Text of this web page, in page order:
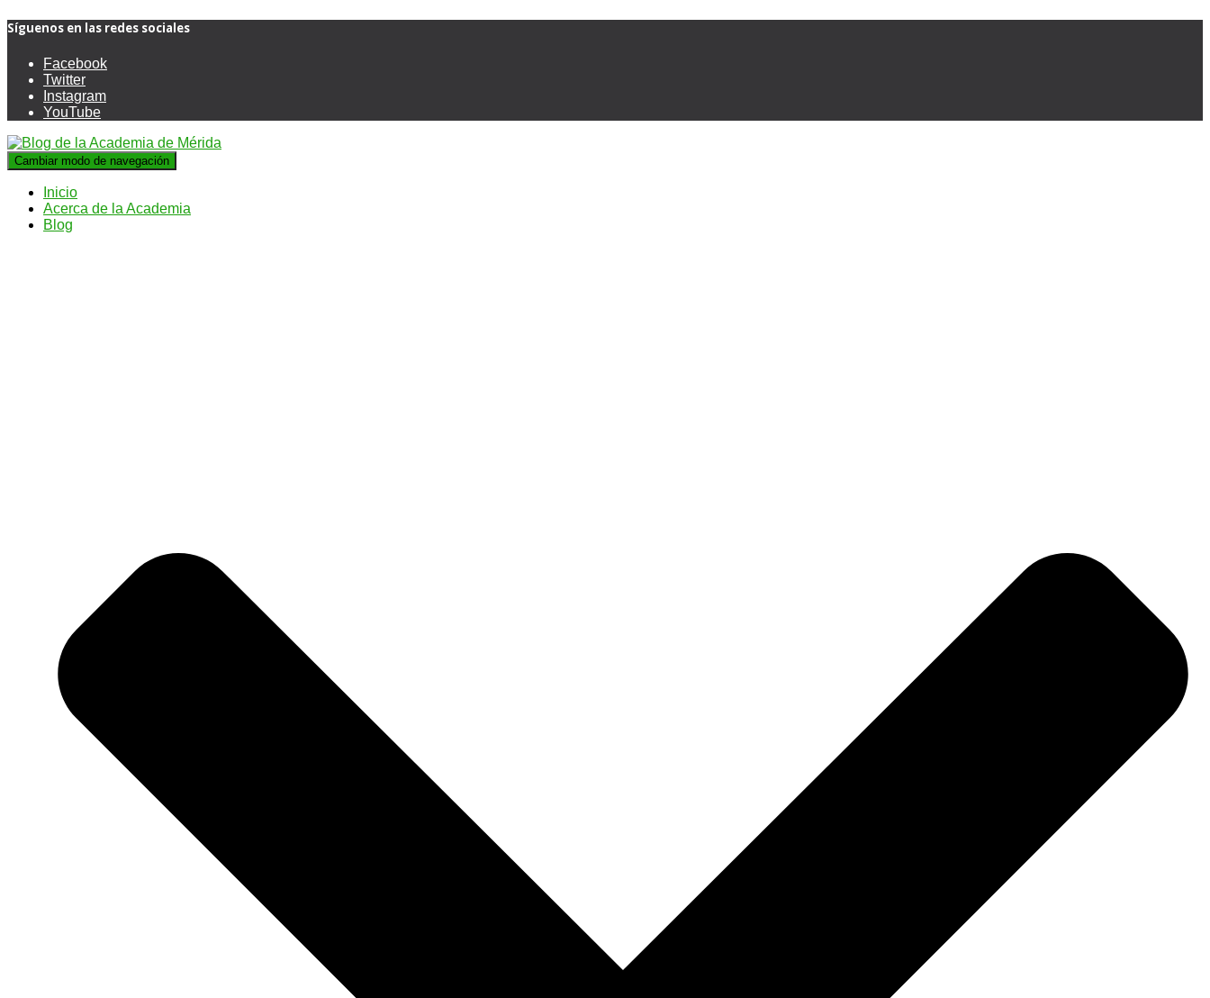
Síguenos en las redes sociales
Facebook
Twitter
Instagram
YouTube
Cambiar modo de navegación
Inicio
Acerca de la Academia
Blog